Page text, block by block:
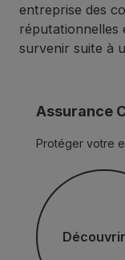
entreprise des
réputationnelles
survenir suite à
Assurance
Protéger votre
Découvrir
Découvrir